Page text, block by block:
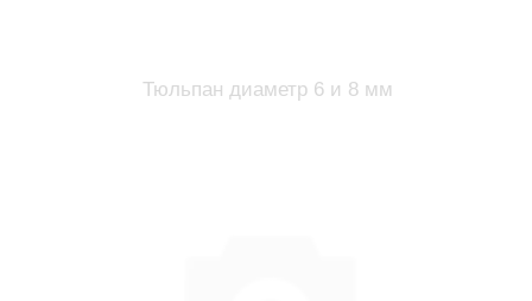
Тюльпан диаметр 6 и 8 мм